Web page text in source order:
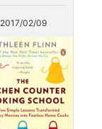
2017/02/09